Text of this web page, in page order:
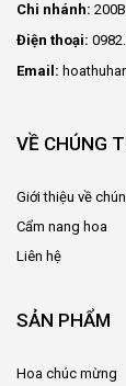
Chi nhánh:
Điện thoại:
Email:
VỀ CHÚNG
Giới thiệu về
Cẩm nang hoa
Liên hệ
SẢN PHẨM
Hoa chúc mừng